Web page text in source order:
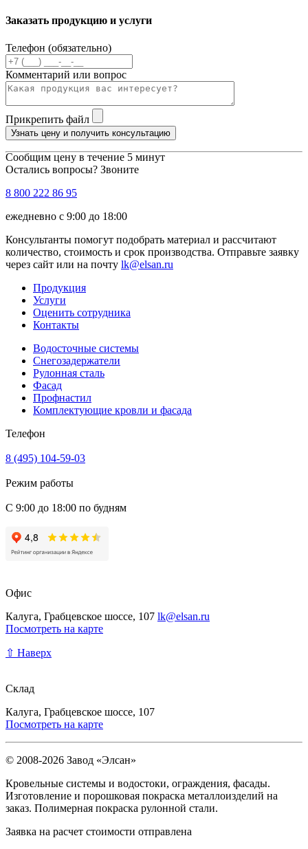
Заказать продукцию и услуги
Телефон (обязательно)
Комментарий или вопрос
Прикрепить файл
Узнать цену и получить консультацию
Сообщим цену в течение 5 минут
Остались вопросы? Звоните
8 800 222 86 95
ежедневно с 9:00 до 18:00
Консультанты помогут подобрать материал и рассчитают
количество, стоимость и срок производства. Отправьте заявку
через сайт или на почту lk@elsan.ru
Продукция
Услуги
Оценить сотрудника
Контакты
Водосточные системы
Снегозадержатели
Рулонная сталь
Фасад
Профнастил
Комплектующие кровли и фасада
Телефон
8 (495) 104-59-03
Режим работы
С 9:00 до 18:00 по будням
Офис
Калуга, Грабцевское шоссе, 107 lk@elsan.ru
Посмотреть на карте
⇧ Наверх
Склад
Калуга, Грабцевское шоссе, 107
Посмотреть на карте
© 2008-2026 Завод «Элсан»
Кровельные системы и водостоки, ограждения, фасады.
Изготовление и порошковая покраска металлоизделий на
заказ. Полимерная покраска рулонной стали.
Заявка на расчет стоимости отправлена